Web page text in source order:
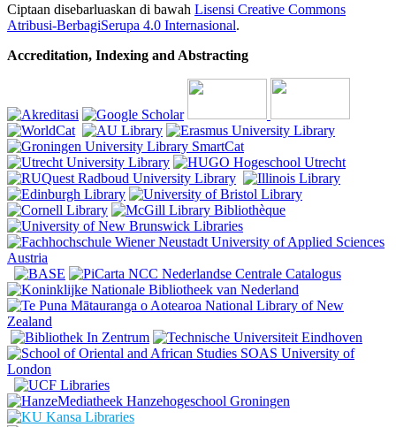
Ciptaan disebarluaskan di bawah Lisensi Creative Commons
Atribusi-BerbagiSerupa 4.0 Internasional.
Accreditation, Indexing and Abstracting